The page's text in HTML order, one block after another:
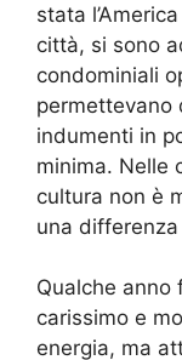
stata
città, si sono
condominiali
permettevano
indumenti in
minima. Nelle
cultura non è
una
Qualche anno
carissimo e
energia, ma